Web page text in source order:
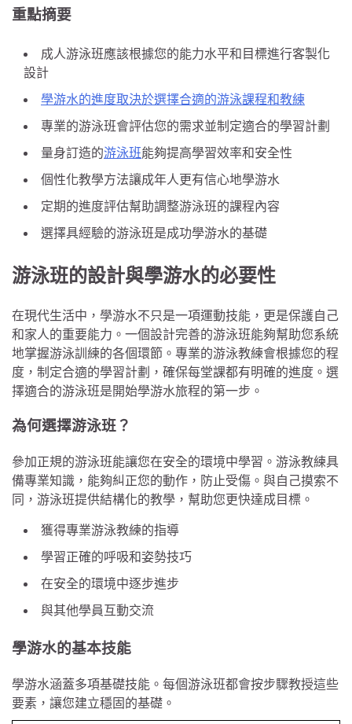
重點摘要
成人游泳班應該根據您的能力水平和目標進行客製化
設計
學游水的進度取決於選擇合適的游泳課程和教練
專業的游泳班會評估您的需求並制定適合的學習計劃
量身訂造的游泳班能夠提高學習效率和安全性
個性化教學方法讓成年人更有信心地學游水
定期的進度評估幫助調整游泳班的課程內容
選擇具經驗的游泳班是成功學游水的基礎
游泳班的設計與學游水的必要性
在現代生活中，學游水不只是一項運動技能，更是保護自己
和家人的重要能力。一個設計完善的游泳班能夠幫助您系統
地掌握游泳訓練的各個環節。專業的游泳教練會根據您的程
度，制定合適的學習計劃，確保每堂課都有明確的進度。選
擇適合的游泳班是開始學游水旅程的第一步。
為何選擇游泳班？
參加正規的游泳班能讓您在安全的環境中學習。游泳教練具
備專業知識，能夠糾正您的動作，防止受傷。與自己摸索不
同，游泳班提供結構化的教學，幫助您更快達成目標。
獲得專業游泳教練的指導
學習正確的呼吸和姿勢技巧
在安全的環境中逐步進步
與其他學員互動交流
學游水的基本技能
學游水涵蓋多項基礎技能。每個游泳班都會按步驟教授這些
要素，讓您建立穩固的基礎。